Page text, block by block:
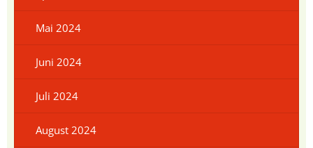
Mai 2024
Juni 2024
Juli 2024
August 2024